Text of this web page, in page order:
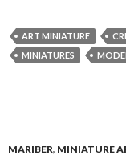
ART MINIATURE
MINIATURES
MARIBER, MINIATURE